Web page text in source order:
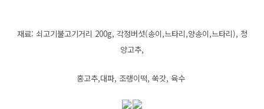
재료: 쇠고기불고기거리 200g, 각정버섯(송이,느타리,양송이,느타리), 청
양고추,
홍고추,대파, 조랭이떡, 쑥갓, 육수